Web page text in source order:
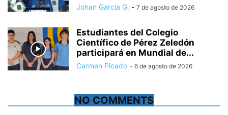
Johan Garcia G. - 7 de agosto de 2026
Estudiantes del Colegio
Científico de Pérez Zeledón
participará en Mundial de...
Carmen Picado - 6 de agosto de 2026
NO COMMENTS